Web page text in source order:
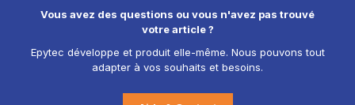
Vous avez des questions ou vous n'avez pas trouvé
votre article ?
Epytec développe et produit elle-même. Nous pouvons tout
adapter à vos souhaits et besoins.